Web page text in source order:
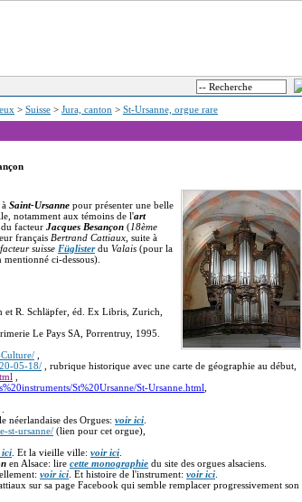
> Suisse > Jura, canton > St-Ursanne, orgue rare
Saint-Ursanne pour présenter une belle
notamment aux témoins de l'art
du facteur Jacques Besançon (18ème
français Bertrand Cattiaux , suite à
facteur suisse Füglisterdu Valais (pour la
mentionné ci-dessous).
et R. Schläpfer, éd. Ex Libris, Zurich,
Le Pays SA, Porrentruy, 1995.
05-18/ , rubrique historique avec une carte de géographie au début,
St%20Ursanne/St-Ursanne.html
néerlandaise des Orgues: voir ici
st-ursanne/ (lien pour cet orgue),
ici . Et la vieille ville: voir ici
en Alsace: lire cette monographie du site des orgues alsaciens.
voir ici . Et histoire de l'instrument: voir ici
sur sa page Facebook qui semble remplacer progressivement son